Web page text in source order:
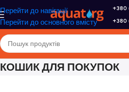
Перейти до навігації
Перейти до основного вмісту
+380
КОШИК ДЛЯ ПОКУПОК